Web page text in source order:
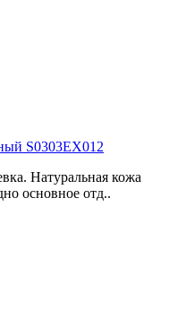
S0303EX012
Натуральная кожа
основное отд..